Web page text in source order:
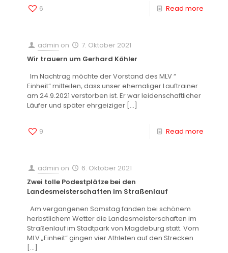
6 Read more
admin on
7. Oktober 2021
Wir trauern um Gerhard Köhler
Im Nachtrag möchte der Vorstand des MLV “
Einheit“ mitteilen, dass unser ehemaliger Lauftrainer
am 24.9.2021 verstorben ist. Er war leidenschaftlicher
Läufer und später ehrgeiziger […]
9 Read more
admin on
6. Oktober 2021
Zwei tolle Podestplätze bei den
Landesmeisterschaften im Straßenlauf
Am vergangenen Samstag fanden bei schönem
herbstlichem Wetter die Landesmeisterschaften im
Straßenlauf im Stadtpark von Magdeburg statt. Vom
MLV „Einheit“ gingen vier Athleten auf den Strecken
[…]